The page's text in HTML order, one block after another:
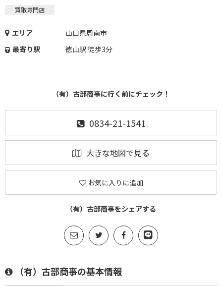
買取専門店
エリア
山口県周南市
最寄り駅
徳山駅 徒歩3分
（有）古部商亊に行く前にチェック！
0834-21-1541
大きな地図で見る
お気に入りに追加
（有）古部商亊をシェアする
（有）古部商亊の基本情報